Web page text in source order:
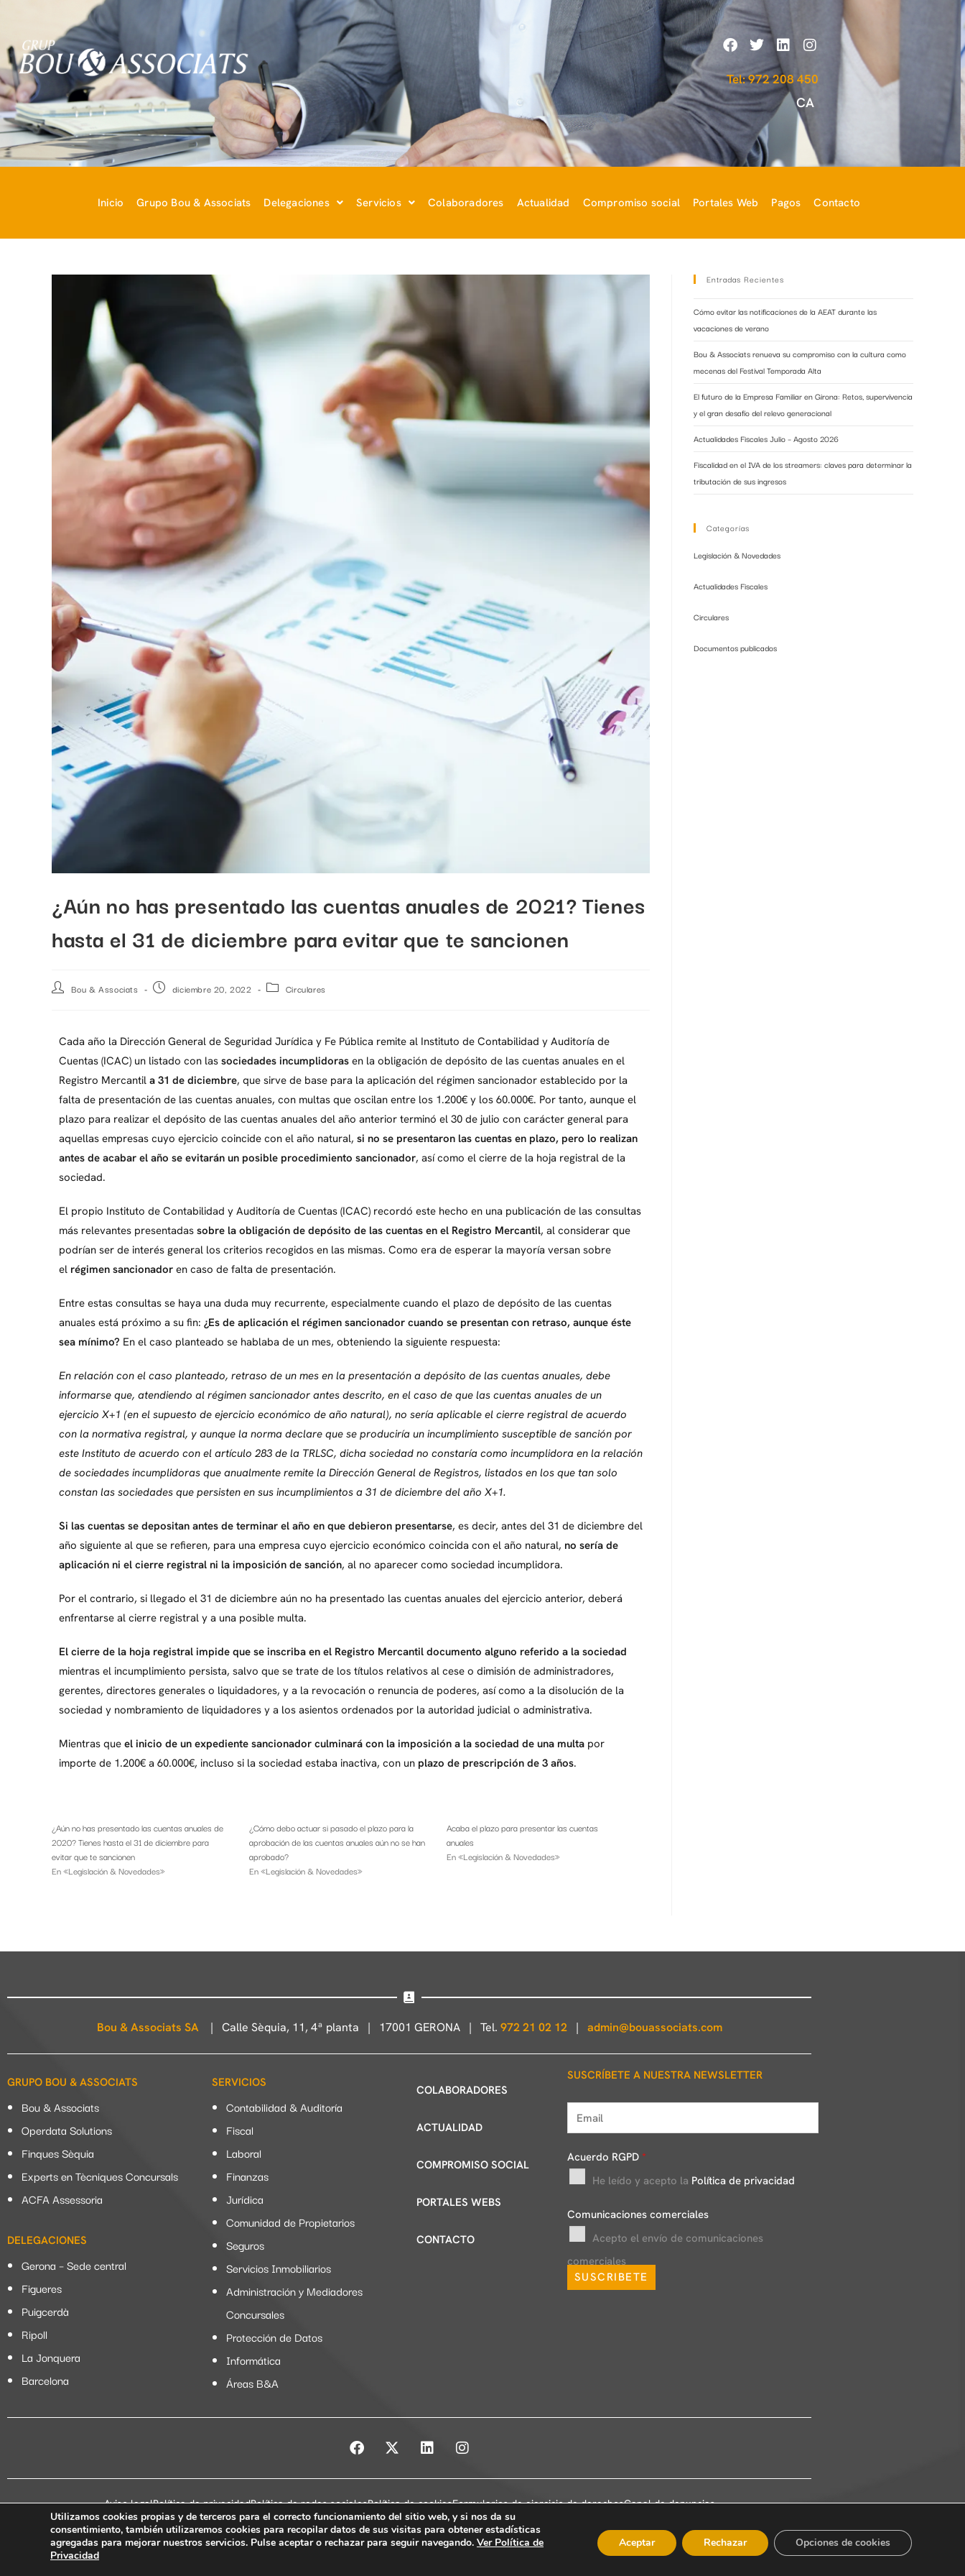
Tel: 972 208 450
CA
Inicio Grupo Bou & Associats Delegaciones Servicios Colaboradores Actualidad Compromiso social Portales Web Pagos Contacto
¿Aún no has presentado las cuentas anuales de 2021? Tienes
hasta el 31 de diciembre para evitar que te sancionen
Bou & Associats diciembre 20, 2022 Circulares
Cada año la Dirección General de Seguridad Jurídica y Fe Pública remite al Instituto de Contabilidad y Auditoría de
Cuentas (ICAC) un listado con las sociedades incumplidoras en la obligación de depósito de las cuentas anuales en el
Registro Mercantil a 31 de diciembre, que sirve de base para la aplicación del régimen sancionador establecido por la
falta de presentación de las cuentas anuales, con multas que oscilan entre los 1.200€ y los 60.000€. Por tanto, aunque el
plazo para realizar el depósito de las cuentas anuales del año anterior terminó el 30 de julio con carácter general para
aquellas empresas cuyo ejercicio coincide con el año natural, si no se presentaron las cuentas en plazo, pero lo realizan
antes de acabar el año se evitarán un posible procedimiento sancionador, así como el cierre de la hoja registral de la
sociedad.
El propio Instituto de Contabilidad y Auditoría de Cuentas (ICAC) recordó este hecho en una publicación de las consultas
más relevantes presentadas sobre la obligación de depósito de las cuentas en el Registro Mercantil, al considerar que
podrían ser de interés general los criterios recogidos en las mismas. Como era de esperar la mayoría versan sobre
el régimen sancionador en caso de falta de presentación.
Entre estas consultas se haya una duda muy recurrente, especialmente cuando el plazo de depósito de las cuentas
anuales está próximo a su fin: ¿Es de aplicación el régimen sancionador cuando se presentan con retraso, aunque éste
sea mínimo? En el caso planteado se hablaba de un mes, obteniendo la siguiente respuesta:
En relación con el caso planteado, retraso de un mes en la presentación a depósito de las cuentas anuales, debe
informarse que, atendiendo al régimen sancionador antes descrito, en el caso de que las cuentas anuales de un
ejercicio X+1 (en el supuesto de ejercicio económico de año natural), no sería aplicable el cierre registral de acuerdo
con la normativa registral, y aunque la norma declare que se produciría un incumplimiento susceptible de sanción por
este Instituto de acuerdo con el artículo 283 de la TRLSC, dicha sociedad no constaría como incumplidora en la relación
de sociedades incumplidoras que anualmente remite la Dirección General de Registros, listados en los que tan solo
constan las sociedades que persisten en sus incumplimientos a 31 de diciembre del año X+1.
Si las cuentas se depositan antes de terminar el año en que debieron presentarse, es decir, antes del 31 de diciembre del
año siguiente al que se refieren, para una empresa cuyo ejercicio económico coincida con el año natural, no sería de
aplicación ni el cierre registral ni la imposición de sanción, al no aparecer como sociedad incumplidora.
Por el contrario, si llegado el 31 de diciembre aún no ha presentado las cuentas anuales del ejercicio anterior, deberá
enfrentarse al cierre registral y a una posible multa.
El cierre de la hoja registral impide que se inscriba en el Registro Mercantil documento alguno referido a la sociedad
mientras el incumplimiento persista, salvo que se trate de los títulos relativos al cese o dimisión de administradores,
gerentes, directores generales o liquidadores, y a la revocación o renuncia de poderes, así como a la disolución de la
sociedad y nombramiento de liquidadores y a los asientos ordenados por la autoridad judicial o administrativa.
Mientras que el inicio de un expediente sancionador culminará con la imposición a la sociedad de una multa por
importe de 1.200€ a 60.000€, incluso si la sociedad estaba inactiva, con un plazo de prescripción de 3 años.
¿Aún no has presentado las cuentas anuales de
2020? Tienes hasta el 31 de diciembre para
evitar que te sancionen
En «Legislación & Novedades»
¿Cómo debo actuar si pasado el plazo para la
aprobación de las cuentas anuales aún no se han
aprobado?
En «Legislación & Novedades»
Acaba el plazo para presentar las cuentas
anuales
En «Legislación & Novedades»
Entradas Recientes
Cómo evitar las notificaciones de la AEAT durante las
vacaciones de verano
Bou & Associats renueva su compromiso con la cultura como
mecenas del Festival Temporada Alta
El futuro de la Empresa Familiar en Girona: Retos, supervivencia
y el gran desafío del relevo generacional
Actualidades Fiscales Julio – Agosto 2026
Fiscalidad en el IVA de los streamers: claves para determinar la
tributación de sus ingresos
Categorías
Legislación & Novedades
Actualidades Fiscales
Circulares
Documentos publicados
Bou & Associats SA | Calle Sèquia, 11, 4ª planta | 17001 GERONA | Tel. 972 21 02 12| admin@bouassociats.com
GRUPO BOU & ASSOCIATS
Bou & Associats
Operdata Solutions
Finques Sèquia
Experts en Tècniques Concursals
ACFA Assessoria
DELEGACIONES
Gerona – Sede central
Figueres
Puigcerdà
Ripoll
La Jonquera
Barcelona
SERVICIOS
Contabilidad & Auditoría
Fiscal
Laboral
Finanzas
Jurídica
Comunidad de Propietarios
Seguros
Servicios Inmobiliarios
Administración y Mediadores
Concursales
Protección de Datos
Informática
Áreas B&A
COLABORADORES
ACTUALIDAD
COMPROMISO SOCIAL
PORTALES WEBS
CONTACTO
SUSCRÍBETE A NUESTRA NEWSLETTER
m
a
*
Acuerdo RGPD *
He leído y acepto la Política de privacidad
Comunicaciones comerciales
Acepto el envío de comunicaciones
comerciales
SUSCRIBETE
Aviso legalPolítica de privacidadPolítica de redes socialesPolítica de cookiesFormularios de ejercicio de derechosCanal de denuncias
Copyright © 2026 Bou & Associats
Utilizamos cookies propias y de terceros para el correcto funcionamiento del sitio web, y si nos da su
consentimiento, también utilizaremos cookies para recopilar datos de sus visitas para obtener estadísticas
agregadas para mejorar nuestros servicios. Pulse aceptar o rechazar para seguir navegando. Ver Política de
Privacidad
Aceptar Rechazar Opciones de cookies